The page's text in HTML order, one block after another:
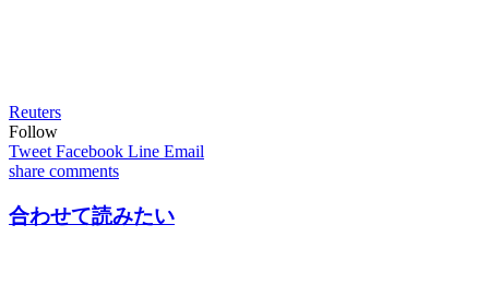
Reuters
Follow
Tweet Facebook Line Email
share comments
合わせて読みたい